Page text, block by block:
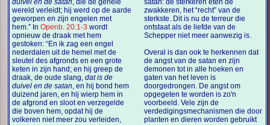
duivel en de satan, die de gehele
wereld verleidt; hij werd op de aarde
geworpen en zijn engelen met
hem.” InOpenb. 20:1-3 wordt
opnieuw de draak met hem
gestoken: “En ik zag een engel
nederdalen uit de hemel met de
sleutel des afgronds en een grote
keten in zijn hand; en hij greep de
draak, de oude slang,dat is de
duivel en de satan, en hij bond hem
duizend jaren, en hij wierp hem in
de afgrond en sloot en verzegelde
die boven hem, opdat hij de
volkeren niet meer zou verleiden,
satan: de sterkeren eten de
zwakkeren, het “recht” van de
sterkste. Dit is nu de terreur die
ontstaat als de liefde van de
Schepper niet meer aanwezig is.
Overal is dan ook te herkennen dat
de angst van de satan en zijn
demonen tot in alle hoeken en
gaten van het leven is
doorgedrongen. De angst om
opgegeten te worden is zo'n
voorbeeld. Vele zijn de
verdedigingsmechanismen die door
planten en dieren worden gebruikt